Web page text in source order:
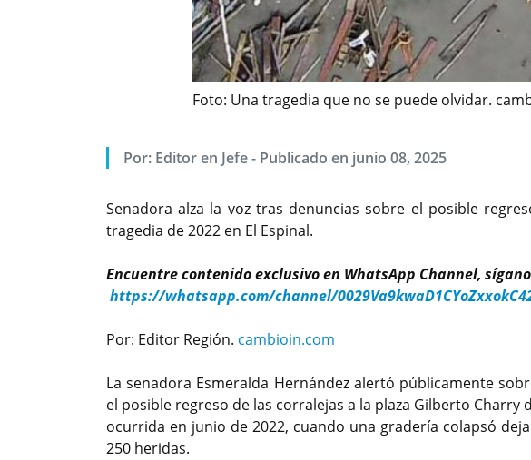
Foto: Una tragedia que no se puede olvidar.
Por: Editor en Jefe - Publicado en junio 08, 2025
Senadora alza la voz tras denuncias sobre el posible
tragedia de 2022 en El Espinal.
Encuentre contenido exclusivo en WhatsApp Channel,
https://whatsapp.com/channel/
Por: Editor Región. cambioin.com
La senadora Esmeralda Hernández alertó públicamente
el posible regreso de las corralejas a la plaza Gilberto Charry
ocurrida en junio de 2022, cuando una gradería colapsó
250 heridas.